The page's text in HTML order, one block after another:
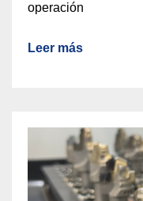
operación
Leer más